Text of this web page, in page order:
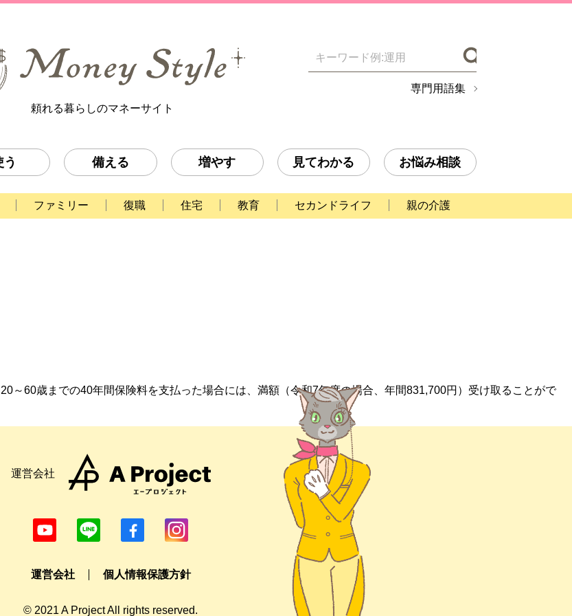
頼れる暮らしのマネーサイト
専門用語集
う 備える 増やす 見てわかる お悩み相談
ファミリー 復職 住宅 教育 セカンドライフ 親の介護
～60歳までの40年間保険料を支払った場合には、満額（令和7年度の場合、年間831,700円）受け取ることがで
運営会社
運営会社 個人情報保護方針
© 2021 A Project All rights reserved.